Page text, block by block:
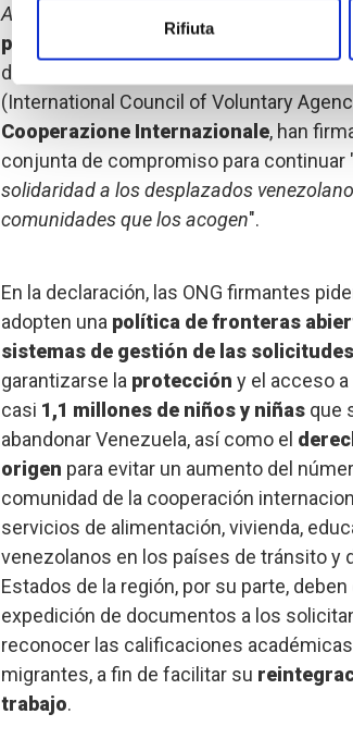
Rifiuta
América Latina
preparados
del Consejo Internacional de
(International Council of Voluntary
Cooperazione Internazionale, han
conjunta de compromiso para continuar
solidaridad a los desplazados
comunidades que los acogen".
En la declaración, las ONG firmantes
adopten una política de fronteras
sistemas de gestión de las
garantizarse la protección y el acceso
casi 1,1 millones de niños y niñasque
abandonar Venezuela, así como el
origen para evitar un aumento del
comunidad de la cooperación
servicios de alimentación, vivienda,
venezolanos en los países de tránsito y
Estados de la región, por su parte,
expedición de documentos a los
reconocer las calificaciones
migrantes, a fin de facilitar su
trabajo.